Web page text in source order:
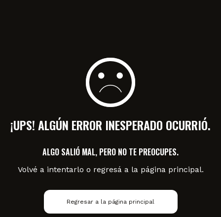
¡UPS! ALGÚN ERROR INESPERADO OCURRIÓ.
ALGO SALIÓ MAL, PERO NO TE PREOCUPES.
Volvé a intentarlo o regresá a la página principal.
Regresar a la página principal